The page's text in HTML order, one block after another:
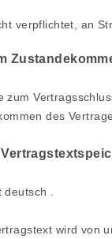
verpflichtet, an
zum
des
deutsch .
wird von